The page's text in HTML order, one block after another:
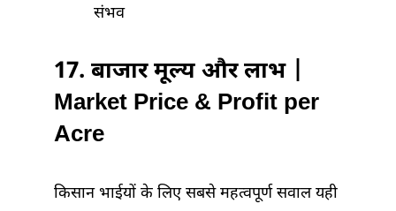
संभव
17. बाजार मूल्य और लाभ |
Market Price & Profit per
Acre
किसान भाईयों के लिए सबसे महत्वपूर्ण सवाल यही